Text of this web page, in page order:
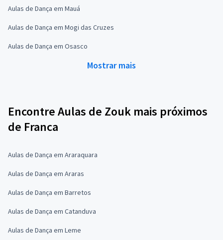
Aulas de Dança em Mauá
Aulas de Dança em Mogi das Cruzes
Aulas de Dança em Osasco
Mostrar mais
Encontre Aulas de Zouk mais próximos
de Franca
Aulas de Dança em Araraquara
Aulas de Dança em Araras
Aulas de Dança em Barretos
Aulas de Dança em Catanduva
Aulas de Dança em Leme